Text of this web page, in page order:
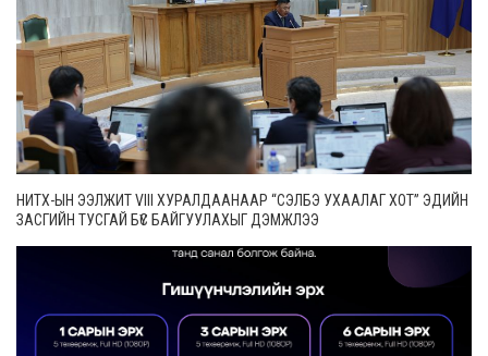
НИТХ-ЫН ЭЭЛЖИТ VIII ХУРАЛДААНААР “СЭЛБЭ УХААЛАГ ХОТ” ЭДИЙН
ЗАСГИЙН ТУСГАЙ БҮС БАЙГУУЛАХЫГ ДЭМЖЛЭЭ